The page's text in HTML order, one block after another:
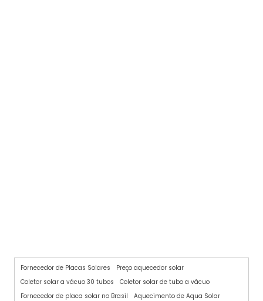
Fornecedor de Placas Solares
Preço aquecedor solar
Coletor solar a vácuo 30 tubos
Coletor solar de tubo a vácuo
Fornecedor de placa solar no Brasil
Aquecimento de Aqua Solar